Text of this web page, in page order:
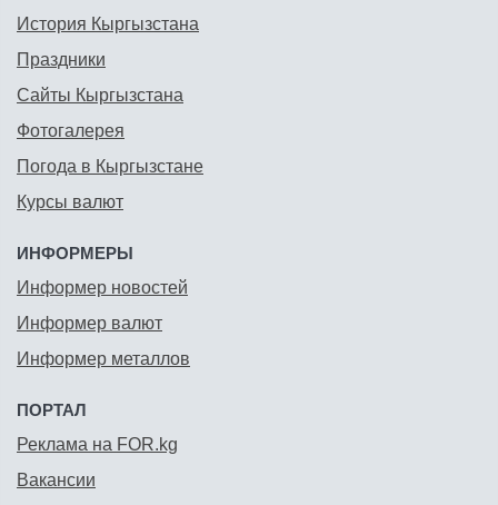
История Кыргызстана
Праздники
Сайты Кыргызстана
Фотогалерея
Погода в Кыргызстане
Курсы валют
ИНФОРМЕРЫ
Информер новостей
Информер валют
Информер металлов
ПОРТАЛ
Реклама на FOR.kg
Вакансии